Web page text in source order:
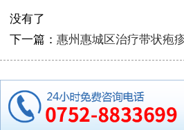
没有了
下一篇： 惠州惠城区治疗带状疱